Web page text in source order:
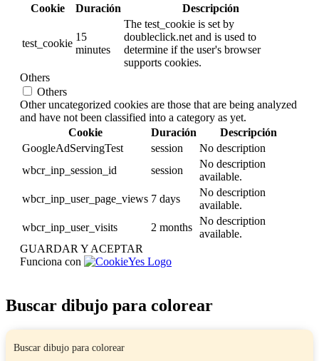
Cookie
Duración Descripción
test_cookie
15
minutes
The test_cookie is set by
doubleclick.net and is used to
determine if the user's browser
supports cookies.
Others
Others
Other uncategorized cookies are those that are being analyzed
and have not been classified into a category as yet.
Cookie
Duración
Descripción
GoogleAdServingTest
session
No description
wbcr_inp_session_id
session
No description
available.
wbcr_inp_user_page_views 7 days
No description
available.
wbcr_inp_user_visits
2 months
No description
available.
GUARDAR Y ACEPTAR
Funciona con
Buscar dibujo para colorear